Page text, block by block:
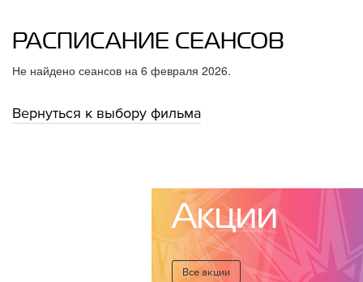
РАСПИСАНИЕ СЕАНСОВ
Не найдено сеансов на 6 февраля 2026.
Вернуться к выбору фильма
Акции
Все акции